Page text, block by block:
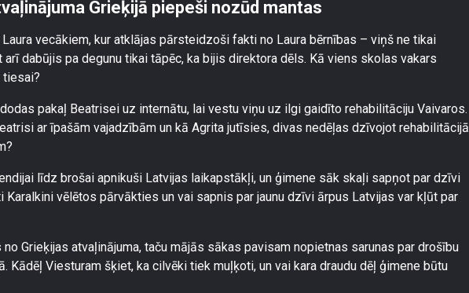
Grieķijā piepeši nozūd mantas
vecākiem, kur atklājas pārsteidzoši fakti no Laura bērnības – viņš ne tikai
dabūjis pa degunu tikai tāpēc, ka bijis direktora dēls. Kā viens skolas vakars
tiesai?
pakaļ Beatrisei uz internātu, lai vestu viņu uz ilgi gaidīto rehabilitāciju Vaivaros.
ar īpašām vajadzībām un kā Agrita jutīsies, divas nedēļas dzīvojot rehabilitācijā
līdz brošai apnikuši Latvijas laikapstākļi, un ģimene sāk skaļi sapņot par dzīvi
vēlētos pārvākties un vai sapnis par jaunu dzīvi ārpus Latvijas var kļūt par
Grieķijas atvaļinājuma, taču mājās sākas pavisam nopietnas sarunas par drošību
Kādēļ Viesturam šķiet, ka cilvēki tiek muļķoti, un vai kara draudu dēļ ģimene būtu